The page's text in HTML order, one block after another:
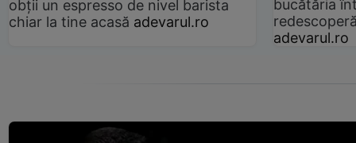
obții un espresso de nivel barista
chiar la tine acasă adevarul.ro
bucătăria
adevarul.ro